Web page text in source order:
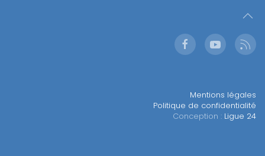
Mentions légales
Politique de confidentialité
Conception : Ligue 24